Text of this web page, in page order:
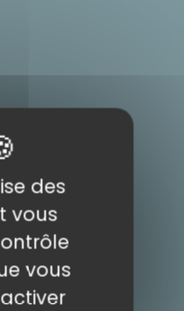
L'ATELIER
des
vous
vous